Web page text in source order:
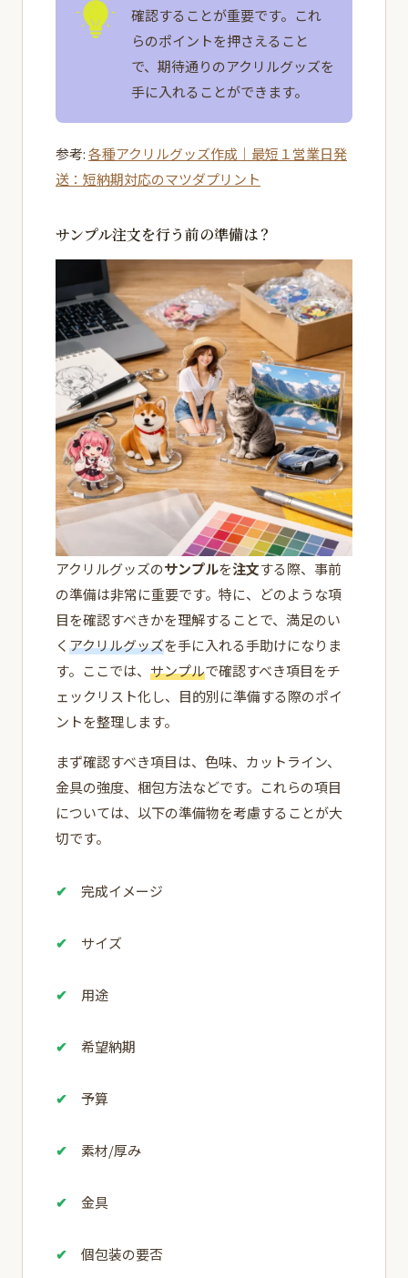
確認することが重要です。これ
らのポイントを押さえること
で、期待通りのアクリルグッズを
手に入れることができます。
参考:各種アクリルグッズ作成｜最短１営業日発
送：短納期対応のマツダプリント
サンプル注文を行う前の準備は？
アクリルグッズのサンプルを注文する際、事前
の準備は非常に重要です。特に、どのような項
目を確認すべきかを理解することで、満足のい
くアクリルグッズを手に入れる手助けになりま
す。ここでは、 サンプルで確認すべき項目をチ
ェックリスト化し、目的別に準備する際のポイ
ントを整理します。
まず確認すべき項目は、色味、カットライン、
金具の強度、梱包方法などです。これらの項目
については、以下の準備物を考慮することが大
切です。
完成イメージ
サイズ
用途
希望納期
予算
素材/厚み
金具
個包装の要否